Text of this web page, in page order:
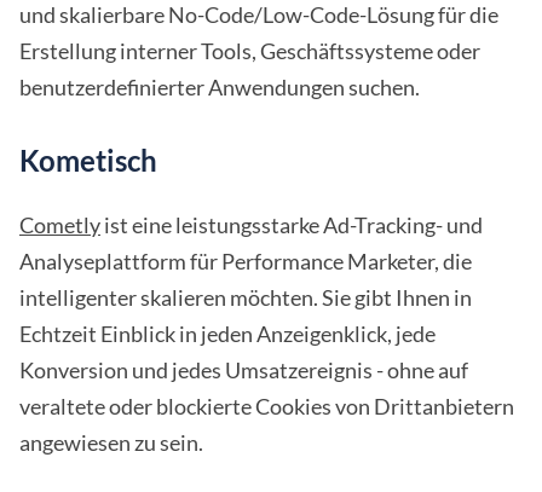
und skalierbare No-Code/Low-Code-Lösung für die
Erstellung interner Tools, Geschäftssysteme oder
benutzerdefinierter Anwendungen suchen.
Kometisch
Cometlyist eine leistungsstarke Ad-Tracking- und
Analyseplattform für Performance Marketer, die
intelligenter skalieren möchten. Sie gibt Ihnen in
Echtzeit Einblick in jeden Anzeigenklick, jede
Konversion und jedes Umsatzereignis - ohne auf
veraltete oder blockierte Cookies von Drittanbietern
angewiesen zu sein.